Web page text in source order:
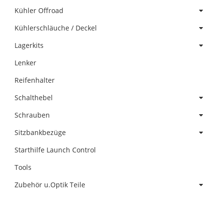
Kühler Offroad
Kühlerschläuche / Deckel
Lagerkits
Lenker
Reifenhalter
Schalthebel
Schrauben
Sitzbankbezüge
Starthilfe Launch Control
Tools
Zubehör u.Optik Teile